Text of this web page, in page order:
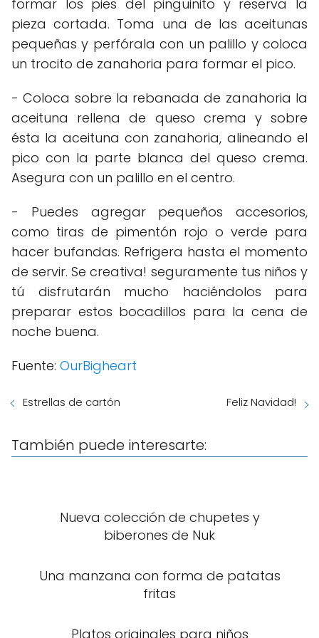
formar los pies del pinguinito y reserva la
pieza cortada. Toma una de las aceitunas
pequeñas y perfórala con un palillo y coloca
un trocito de zanahoria para formar el pico.
- Coloca sobre la rebanada de zanahoria la
aceituna rellena de queso crema y sobre
ésta la aceituna con zanahoria, alineando el
pico con la parte blanca del queso crema.
Asegura con un palillo en el centro.
- Puedes agregar pequeños accesorios,
como tiras de pimentón rojo o verde para
hacer bufandas. Refrigera hasta el momento
de servir. Se creativa! seguramente tus niños y
tú disfrutarán mucho haciéndolos para
preparar estos bocadillos para la cena de
noche buena.
Fuente: OurBigheart
Estrellas de cartón Feliz Navidad!
También puede interesarte:
Nueva colección de chupetes y
biberones de Nuk
Una manzana con forma de patatas
fritas
Platos originales para niños